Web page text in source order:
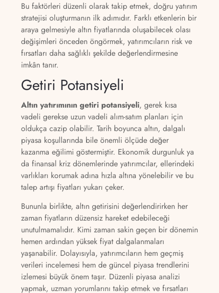
Bu faktörleri düzenli olarak takip etmek, doğru yatırım
stratejisi oluşturmanın ilk adımıdır. Farklı etkenlerin bir
araya gelmesiyle altın fiyatlarında oluşabilecek olası
değişimleri önceden öngörmek, yatırımcıların risk ve
fırsatları daha sağlıklı şekilde değerlendirmesine
imkân tanır.
Getiri Potansiyeli
Altın yatırımının getiri potansiyeli, gerek kısa
vadeli gerekse uzun vadeli alım-satım planları için
oldukça cazip olabilir. Tarih boyunca altın, dalgalı
piyasa koşullarında bile önemli ölçüde değer
kazanma eğilimi göstermiştir. Ekonomik durgunluk ya
da finansal kriz dönemlerinde yatırımcılar, ellerindeki
varlıkları korumak adına hızla altına yönelebilir ve bu
talep artışı fiyatları yukarı çeker.
Bununla birlikte, altın getirisini değerlendirirken her
zaman fiyatların düzensiz hareket edebileceği
unutulmamalıdır. Kimi zaman sakin geçen bir dönemin
hemen ardından yüksek fiyat dalgalanmaları
yaşanabilir. Dolayısıyla, yatırımcıların hem geçmiş
verileri incelemesi hem de güncel piyasa trendlerini
izlemesi büyük önem taşır. Düzenli piyasa analizi
yapmak, uzman yorumlarını takip etmek ve fırsatları